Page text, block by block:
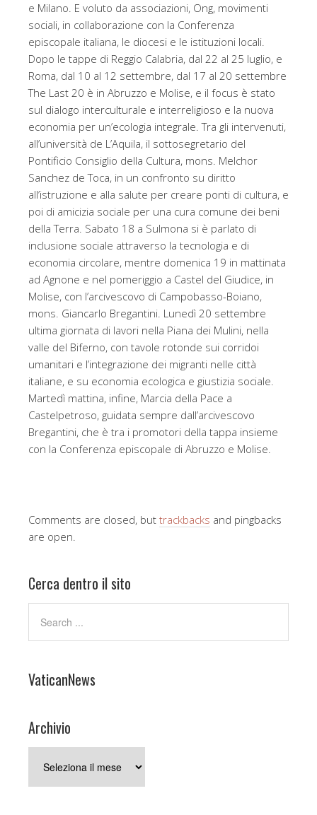
e Milano. E voluto da associazioni, Ong, movimenti
sociali, in collaborazione con la Conferenza
episcopale italiana, le diocesi e le istituzioni locali.
Dopo le tappe di Reggio Calabria, dal 22 al 25 luglio, e
Roma, dal 10 al 12 settembre, dal 17 al 20 settembre
The Last 20 è in Abruzzo e Molise, e il focus è stato
sul dialogo interculturale e interreligioso e la nuova
economia per un’ecologia integrale. Tra gli intervenuti,
all’università de L’Aquila, il sottosegretario del
Pontificio Consiglio della Cultura, mons. Melchor
Sanchez de Toca, in un confronto su diritto
all’istruzione e alla salute per creare ponti di cultura, e
poi di amicizia sociale per una cura comune dei beni
della Terra. Sabato 18 a Sulmona si è parlato di
inclusione sociale attraverso la tecnologia e di
economia circolare, mentre domenica 19 in mattinata
ad Agnone e nel pomeriggio a Castel del Giudice, in
Molise, con l’arcivescovo di Campobasso-Boiano,
mons. Giancarlo Bregantini. Lunedì 20 settembre
ultima giornata di lavori nella Piana dei Mulini, nella
valle del Biferno, con tavole rotonde sui corridoi
umanitari e l’integrazione dei migranti nelle città
italiane, e su economia ecologica e giustizia sociale.
Martedì mattina, infine, Marcia della Pace a
Castelpetroso, guidata sempre dall’arcivescovo
Bregantini, che è tra i promotori della tappa insieme
con la Conferenza episcopale di Abruzzo e Molise.
Comments are closed, but trackbacks and pingbacks
are open.
Cerca dentro il sito
VaticanNews
Archivio